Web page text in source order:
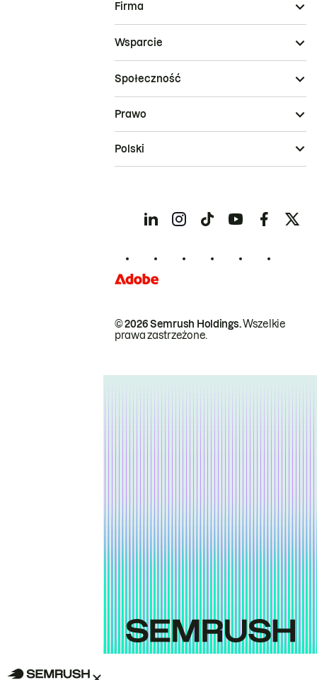
Firma
Wsparcie
Społeczność
© 2026 Semrush Holdings.Wszelkie
prawa zastrzeżone.
Prawo
Polski